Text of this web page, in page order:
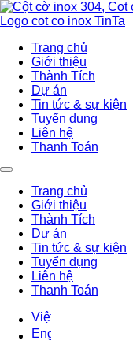
Trang chủ
Giới thiệu
Thành Tích
Dự án
Tin tức & sự kiện
Tuyển dụng
Liên hệ
Thanh Toán
Trang chủ
Giới thiệu
Thành Tích
Dự án
Tin tức & sự kiện
Tuyển dụng
Liên hệ
Thanh Toán